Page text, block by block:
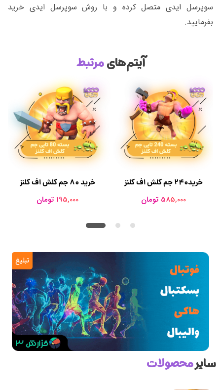
سوپرسل ایدی متصل کرده و با روش سوپرسل ایدی خرید
بفرمایید.
آیتم‌هایمرتبط
خرید 80 جم کلش اف کلنز
195,000 تومان
خرید۲۴۰ جم کلش اف کلنز
585,000 تومان
تبلیغ
سایرمحصولات